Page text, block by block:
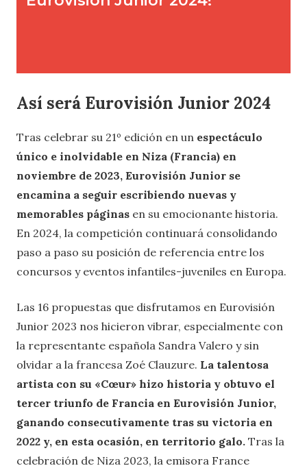
Así será Eurovisión Junior 2024
Tras celebrar su 21º edición en un espectáculo
único e inolvidable en Niza (Francia) en
noviembre de 2023, Eurovisión Junior se
encamina a seguir escribiendo nuevas y
memorables páginas en su emocionante historia.
En 2024, la competición continuará consolidando
paso a paso su posición de referencia entre los
concursos y eventos infantiles-juveniles en Europa.
Las 16 propuestas que disfrutamos en Eurovisión
Junior 2023 nos hicieron vibrar, especialmente con
la representante española Sandra Valero y sin
olvidar a la francesa Zoé Clauzure. La talentosa
artista con su «Cœur» hizo historia y obtuvo el
tercer triunfo de Francia en Eurovisión Junior,
ganando consecutivamente tras su victoria en
2022 y, en esta ocasión, en territorio galo. Tras la
celebración de Niza 2023, la emisora France